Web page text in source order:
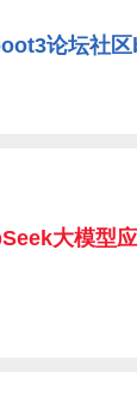
论坛社
大模型